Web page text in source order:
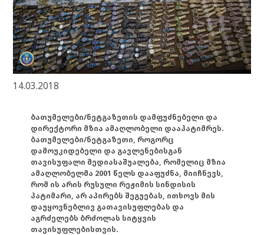
14.03.2018
ბათუმელები/ნეტგაზეთის დამფუძნებელი და
დირექტორი მზია ამაღლობელი დააპატიმრეს.
ბათუმელები/ნეტგაზეთი, როგორც
დამოუკიდებელი და გავლენებისგან
თავისუფალი მედიასაშუალება, რომელიც მზია
ამაღლობელმა 2001 წელს დააფუძნა, მიიჩნევს,
რომ ის არის რუსული რეჟიმის სინდისის
პატიმარი, არ აპირებს შეგუებას, ითხოვს მის
დაუყოვნებლივ გათავისუფლებას და
აგრძელებს ბრძოლას სიტყვის
თავისუფლებისთვის.